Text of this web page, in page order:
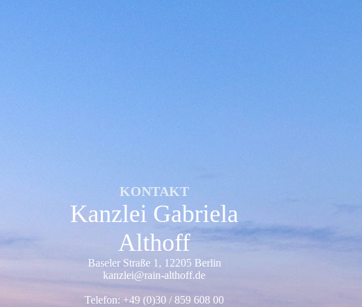
KONTAKT
Kanzlei Gabriela
Althoff
Baseler Straße 1, 12205 Berlin
kanzlei@rain-althoff.de
Telefon: +49 (0)30 / 859 608 00